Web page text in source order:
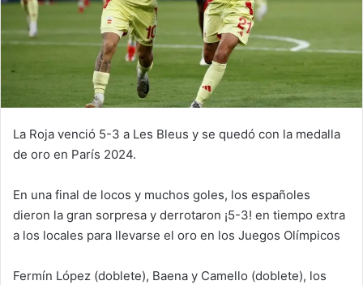
La Roja venció 5-3 a Les Bleus y se quedó con la medalla
de oro en París 2024.
En una final de locos y muchos goles, los españoles
dieron la gran sorpresa y derrotaron ¡5-3! en tiempo extra
a los locales para llevarse el oro en los Juegos Olímpicos
Fermín López (doblete), Baena y Camello (doblete), los